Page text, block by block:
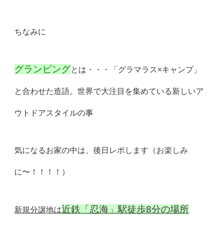
ちなみに
グランピングとは・・・「グラマラス×キャンプ」
と合わせた造語。世界で大注目を集めている新しいア
ウトドアスタイルの事
気になるお家の中は、後日レポします（お楽しみ
に〜！！！！）
新規分譲地は近鉄「忍海」駅徒歩8分の場所